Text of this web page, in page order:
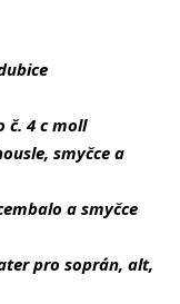
č. 4 c moll
smyčce a
a smyčce
pro soprán, alt,